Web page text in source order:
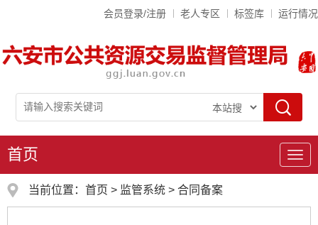
会员登录/注册 老人专区 标签库 运行情况
导
首页
当前位置： 首页 > 监管系统 > 合同备案